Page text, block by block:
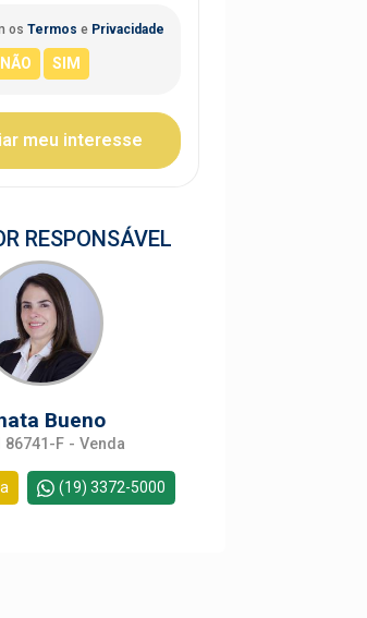
os Termos e Privacidade
meu interesse
RESPONSÁVEL
Bueno
86741-F - Venda
(19) 3372-5000